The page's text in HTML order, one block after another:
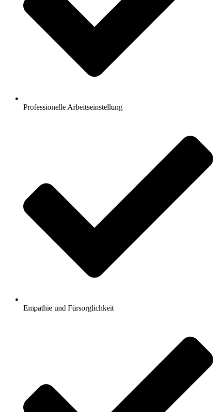
Professionelle Arbeitseinstellung
Empathie und Fürsorglichkeit